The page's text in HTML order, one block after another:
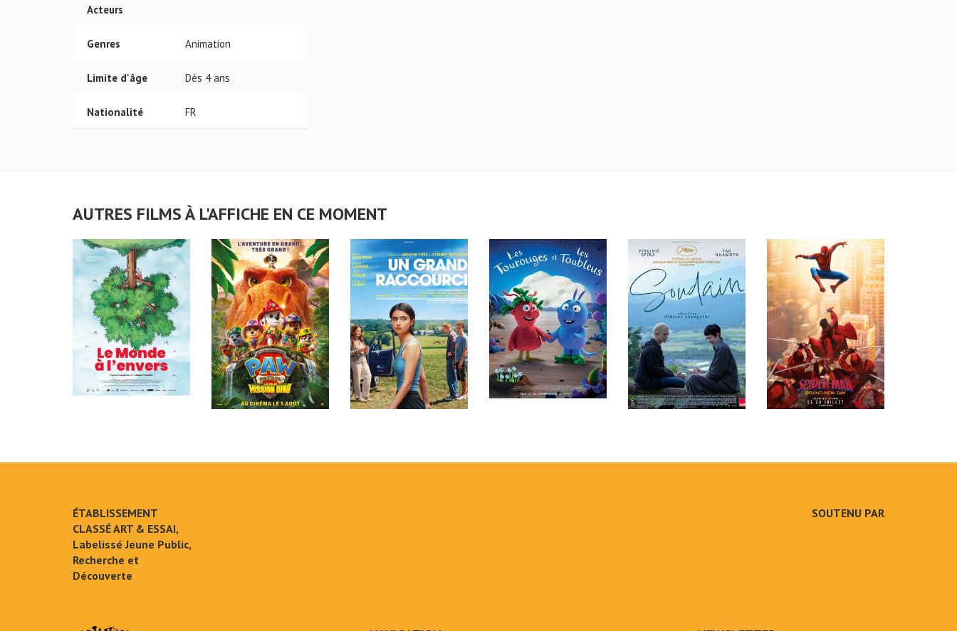
Acteurs
Genres Animation
Limite d'âge Dès 4 ans
Nationalité FR
AUTRES FILMS À L'AFFICHE EN CE MOMENT
ÉTABLISSEMENT
CLASSÉ ART & ESSAI,
Labelissé Jeune Public,
Recherche et
Découverte
SOUTENU PAR